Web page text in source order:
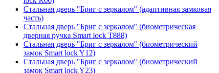
Стальная дверь "Бриг с зеркалом" (адаптивная замковая
часть)
Стальная дверь "Бриг с зеркалом" (биометрическая
дверная ручка Smart lock T888)
Стальная дверь "Бриг с зеркалом" (биометрический
замок Smart lock Y12)
Стальная дверь "Бриг с зеркалом" (биометрический
замок Smart lock Y23)